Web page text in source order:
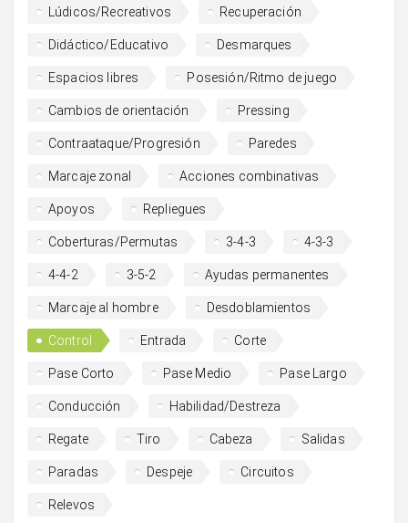
Lúdicos/Recreativos Recuperación
Didáctico/Educativo Desmarques
Espacios libres Posesión/Ritmo de juego
Cambios de orientación Pressing
Contraataque/Progresión Paredes
Marcaje zonal Acciones combinativas
Apoyos Repliegues
Coberturas/Permutas 3-4-3 4-3-3
4-4-2 3-5-2 Ayudas permanentes
Marcaje al hombre Desdoblamientos
Control Entrada Corte
Pase Corto Pase Medio Pase Largo
Conducción Habilidad/Destreza
Regate Tiro Cabeza Salidas
Paradas Despeje Circuitos
Relevos